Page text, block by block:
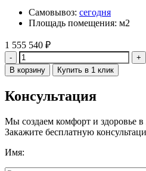
Самовывоз: сегодня
Площадь помещения: м2
1 555 540 ₽
Количество
В корзину Купить в 1 клик
Консультация
Мы создаем комфорт и здоровье
Закажите бесплатную
Имя: